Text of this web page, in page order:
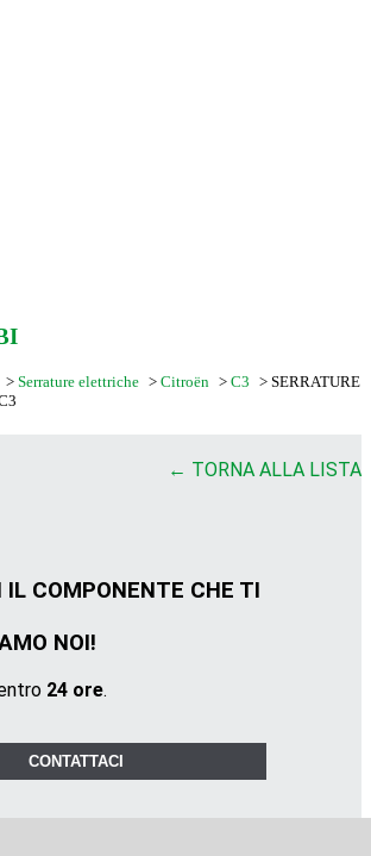
> Serrature elettriche > Citroën > C3 > SERRATURE
← TORNA ALLA LISTA
IL COMPONENTE CHE TI
NOI!
24 ore.
CONTATTACI